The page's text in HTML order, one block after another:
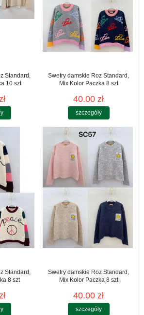
Standard,
10 szt
Swetry damskie Roz Standard,
Mix Kolor Paczka 8 szt
40.00 zł
szczegóły
Standard,
8 szt
Swetry damskie Roz Standard,
Mix Kolor Paczka 8 szt
40.00 zł
szczegóły